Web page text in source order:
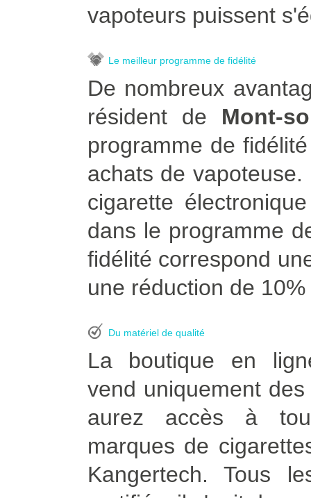
vapoteurs puissent
Le meilleur programme de fidélité
De nombreux
résident de Mont-
programme de
achats de
cigarette
dans le programme
fidélité correspond
une réduction de
Du matériel de qualité
La boutique en
vend uniquement
aurez accès à
marques de
Kangertech. Tous